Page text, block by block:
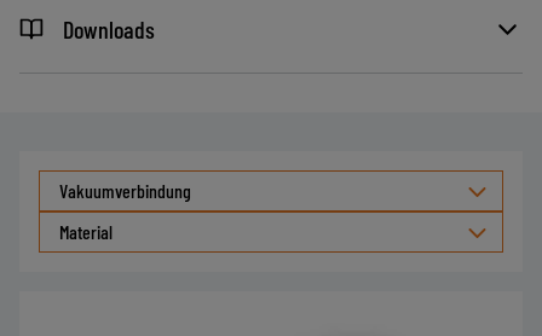
Downloads
Vakuumverbindung
Material